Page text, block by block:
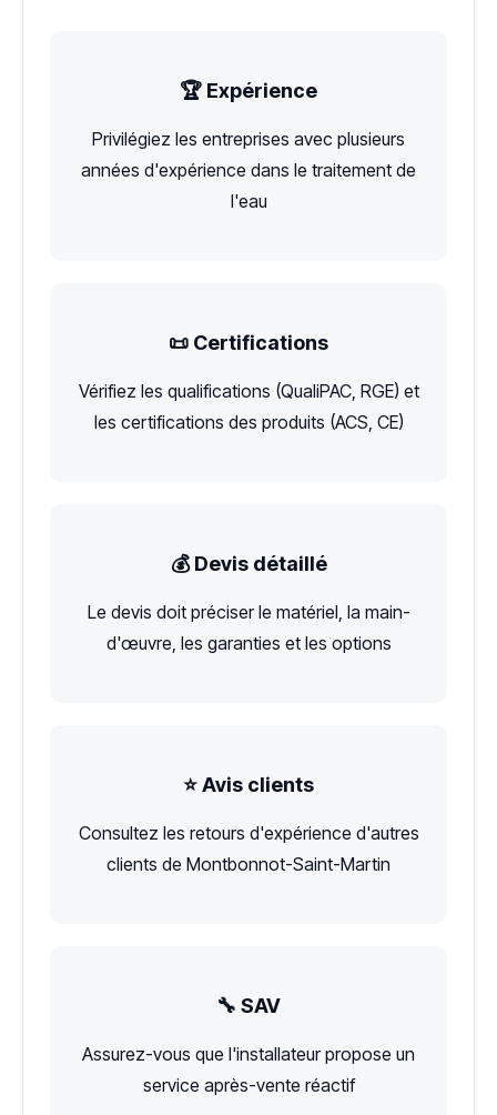
🏆 Expérience
Privilégiez les entreprises avec plusieurs
années d'expérience dans le traitement de
l'eau
📜 Certifications
Vérifiez les qualifications (QualiPAC, RGE) et
les certifications des produits (ACS, CE)
💰 Devis détaillé
Le devis doit préciser le matériel, la main-
d'œuvre, les garanties et les options
⭐ Avis clients
Consultez les retours d'expérience d'autres
clients de Montbonnot-Saint-Martin
🔧 SAV
Assurez-vous que l'installateur propose un
service après-vente réactif